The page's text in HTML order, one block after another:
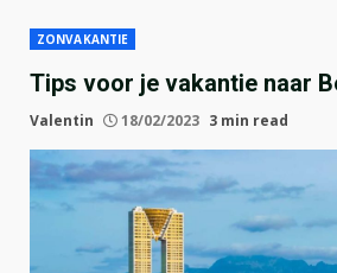
ZONVAKANTIE
Tips voor je vakantie naar
Valentin 18/02/2023 3 min read